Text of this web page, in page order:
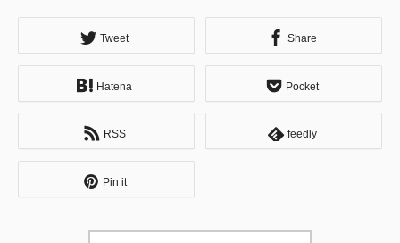
Tweet Share
Hatena Pocket
RSS feedly
Pin it